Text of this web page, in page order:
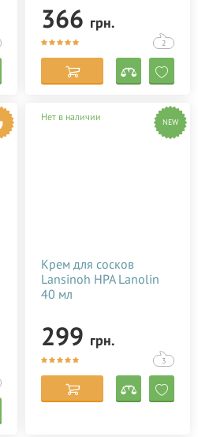
366 грн.
2
Нет в наличии NEW
Крем для сосков
Lansinoh HPA Lanolin
40 мл
299 грн.
3